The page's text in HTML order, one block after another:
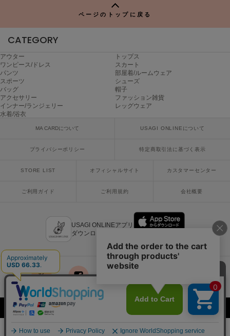
NIKE
ナイキ
NOWNS
ナウンス
null.
ヌル
PATRICK
パトリック
Philly chocolate
¥10,450税込 カートに入れる
ページのトップに戻る
CATEGORY
アウター
トップス
ワンピース/ドレス
スカート
パンツ
部屋着/ルームウェア
スポーツ
シューズ
バッグ
帽子
アクセサリー
ファッション雑貨
インナー/ランジェリー
レッグウェア
水着/浴衣
MA CARDについて USAGI ONLINEについて
プライバシーポリシー 特定商取引法に基づく表示
STORE LIST オフィシャルサイト カスタマーセンター
ご利用ガイド ご利用規約 会社概要
USAGI ONLINEアプリ
ダウンロードはこちら
x facebook LINE mail
Copyright © 2018 Usagi Online Co.,Ltd. All Rights Reserved.